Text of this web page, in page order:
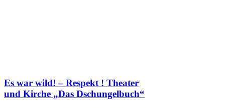
Es war wild! – Respekt ! Theater
und Kirche „Das Dschungelbuch“